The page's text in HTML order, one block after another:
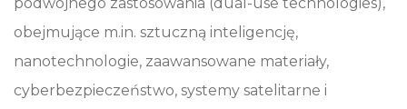
obejmujące m.in. sztuczną inteligencję,
nanotechnologie, zaawansowane materiały,
cyberbezpieczeństwo, systemy satelitarne i